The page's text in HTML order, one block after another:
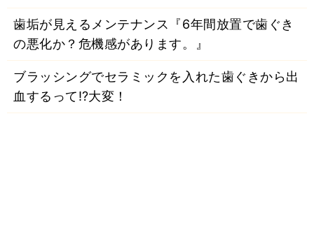
歯垢が見えるメンテナンス『6年間放置で歯ぐき
の悪化か？危機感があります。』
ブラッシングでセラミックを入れた歯ぐきから出
血するって⁉大変！